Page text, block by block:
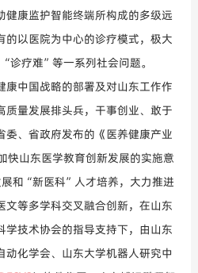
康监护智能终端所构成的多级远
的以医院为中心的诊疗模式，极大
“诊疗难” 等一系列社会问题。
康中国战略的部署及对山东工作作
质量发展排头兵，干事创业、敢于
、省政府发布的《医养健康产业
快山东医学教育创新发展的实施意
和“新医科”人才培养，大力推进
等多学科交叉融合创新， 在山东
技术协会的指导支持下，由山东
动化学会、山东大学机器人研究中